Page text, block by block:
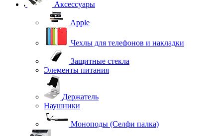
Аксессуары
Apple
Чехлы для телефонов и накладки
Защитные стекла
Элементы питания
Держатель
Наушники
Моноподы (Селфи палка)